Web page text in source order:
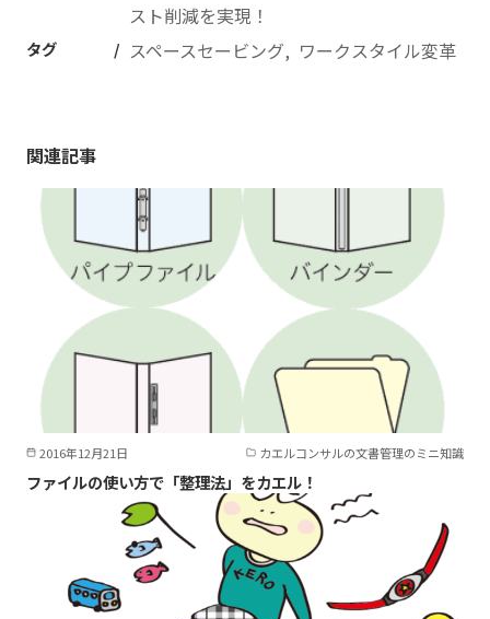
スト削減を実現！
タグ スペースセービング ワークスタイル変革
関連記事
2016年12月21日 カエルコンサルの文書管理のミニ知識
ファイルの使い方で「整理法」をカエル！